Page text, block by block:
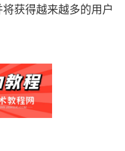
获得越来越多的用户